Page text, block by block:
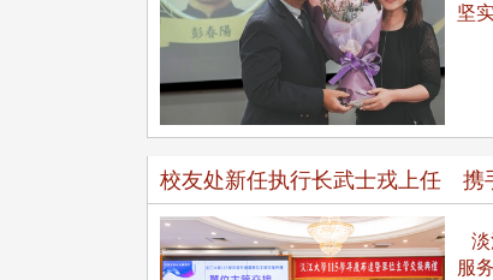
坚
校友处新任执行长武士戎上任 携
淡
服
校友会6月活动
2 版 校友会活动 (
外、县市)
台北市校友会6月份活